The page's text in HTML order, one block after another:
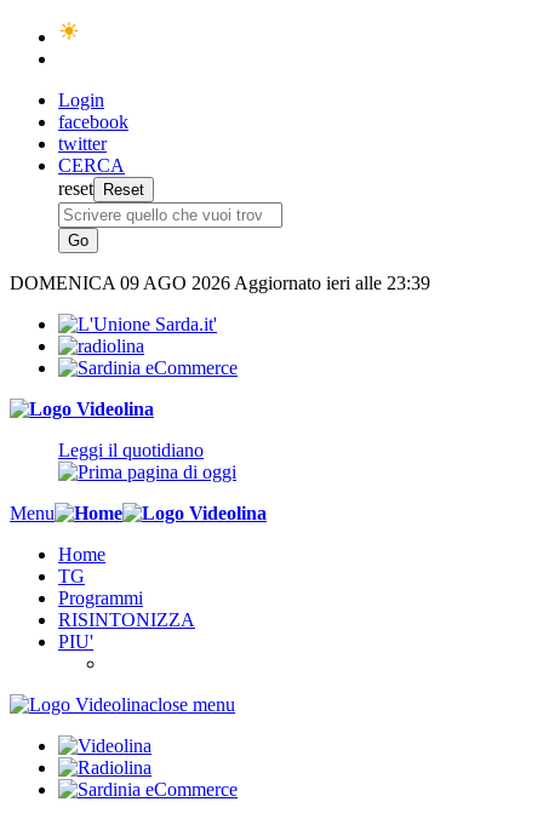
Login
facebook
twitter
CERCA
reset
DOMENICA 09 AGO 2026 Aggiornato ieri alle 23:39
Leggi il quotidiano
Menu
Home
TG
Programmi
RISINTONIZZA
PIU'
close menu